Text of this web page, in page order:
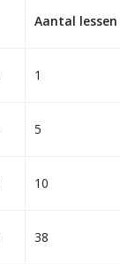
Aantal lessen
1
5
10
38